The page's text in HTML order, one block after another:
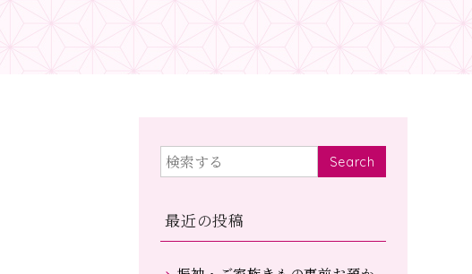
Search
最近の投稿